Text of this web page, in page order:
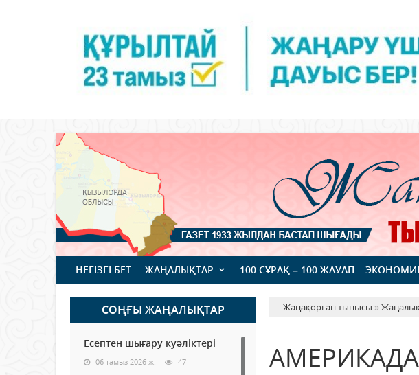
НЕГІЗГІ БЕТ ЖАҢАЛЫҚТАР 100 СҰРАҚ – 100 ЖАУАП
СОҢҒЫ ЖАҢАЛЫҚТАР
Есептен шығару куәліктері
06 тамыз 2026 ж. 47
Жаңақорған тынысы »